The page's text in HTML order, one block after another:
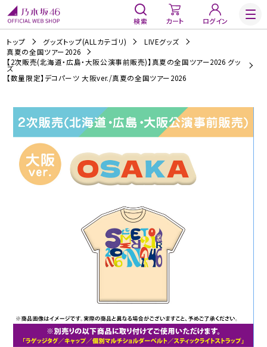
検索 カート ログイン
トップ グッズトップ(ALLカテゴリ)
LIVEグッズ
真夏の全国ツアー2026
【2次販売(北海道・広島・大阪公演事前販売)】真夏の全国ツアー2026 グッ
ズ
【数量限定】デコパーツ 大阪ver./真夏の全国ツアー2026